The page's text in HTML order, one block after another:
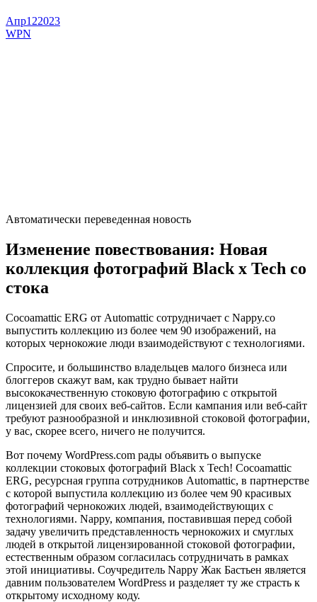
Апр122023
WPN
Автоматически переведенная новость
Изменение повествования: Новая
коллекция фотографий Black x Tech со
стока
Cocoamattic ERG от Automattic сотрудничает с Nappy.co
выпустить коллекцию из более чем 90 изображений, на
которых чернокожие люди взаимодействуют с технологиями.
Спросите, и большинство владельцев малого бизнеса или
блоггеров скажут вам, как трудно бывает найти
высококачественную стоковую фотографию с открытой
лицензией для своих веб-сайтов. Если кампания или веб-сайт
требуют разнообразной и инклюзивной стоковой фотографии,
у вас, скорее всего, ничего не получится.
Вот почему WordPress.com рады объявить о выпуске
коллекции стоковых фотографий Black x Tech! Cocoamattic
ERG, ресурсная группа сотрудников Automattic, в партнерстве
с которой выпустила коллекцию из более чем 90 красивых
фотографий чернокожих людей, взаимодействующих с
технологиями. Nappy, компания, поставившая перед собой
задачу увеличить представленность чернокожих и смуглых
людей в открытой лицензированной стоковой фотографии,
естественным образом согласилась сотрудничать в рамках
этой инициативы. Соучредитель Nappy Жак Бастьен является
давним пользователем WordPress и разделяет ту же страсть к
открытому исходному коду.